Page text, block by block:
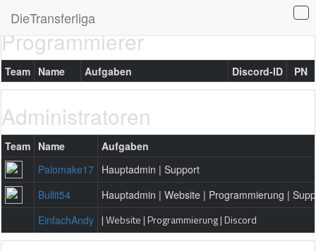
DieTransferliga
Programmierer
Team Name Aufgaben Discord-ID PN
Administratoren
Team Name
Aufgaben
Palomake17 Hauptadmin | Support
Bullit54
Hauptadmin | Website | Programmierung |
EinfachAndy | Website | Programmierung | Discord